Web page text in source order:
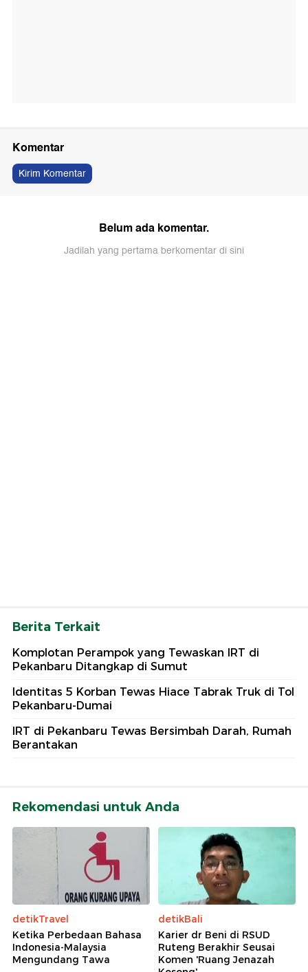
Komentar
Kirim Komentar
Belum ada komentar.
Jadilah yang pertama berkomentar di sini
Berita Terkait
Komplotan Perampok yang Tewaskan IRT di
Pekanbaru Ditangkap di Sumut
Identitas 5 Korban Tewas Hiace Tabrak Truk di Tol
Pekanbaru-Dumai
IRT di Pekanbaru Tewas Bersimbah Darah, Rumah
Berantakan
Rekomendasi untuk Anda
detikTravel
Ketika Perbedaan Bahasa
Indonesia-Malaysia
Mengundang Tawa
detikBali
Karier dr Beni di RSUD
Ruteng Berakhir Seusai
Komen 'Ruang Jenazah